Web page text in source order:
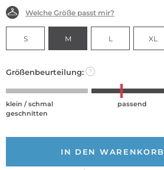
Welche Größe passt mir?
S M L XL
Größenbeurteilung: ?
klein / schmal
geschnitten
passend
IN DEN WARENKORB